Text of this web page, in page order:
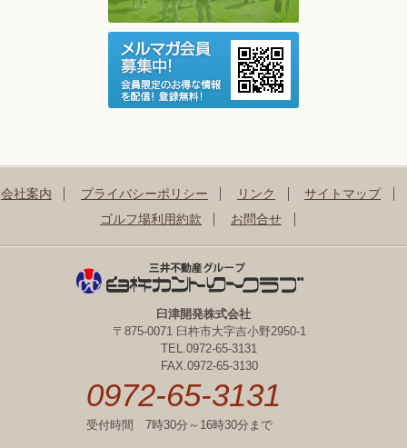
会社案内 プライバシーポリシー リンク
サイトマップ
ゴルフ場利用約款
お問合せ
臼津開発株式会社
〒875-0071 臼杵市大字吉小野2950-1
TEL.0972-65-3131
FAX.0972-65-3130
0972-65-3131
受付時間 7時30分～16時30分まで